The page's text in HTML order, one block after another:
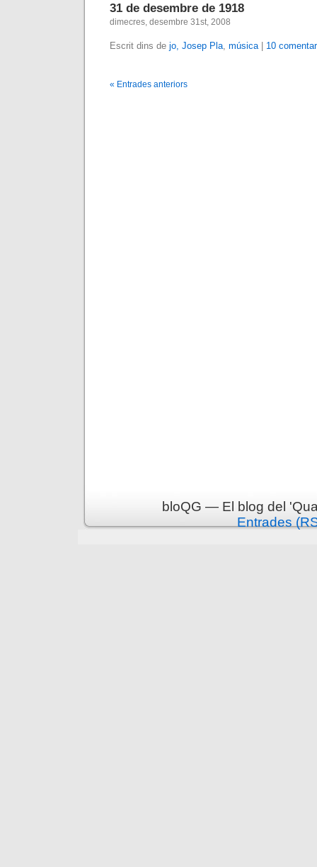
31 de desembre de 1918
dimecres, desembre 31st, 2008
Escrit dins de jo, Josep Pla, música| 10
« Entrades anteriors
bloQG — El blog del
Entrades